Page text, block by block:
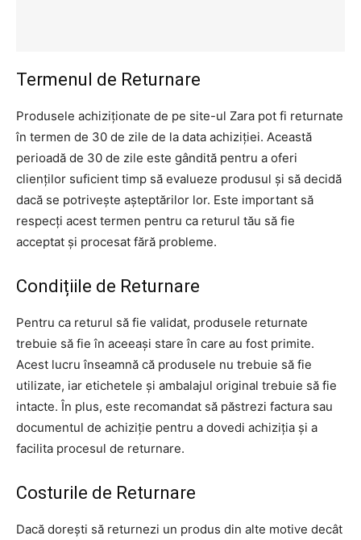
Termenul de Returnare
Produsele achiziționate de pe site-ul Zara pot fi returnate
în termen de 30 de zile de la data achiziției. Această
perioadă de 30 de zile este gândită pentru a oferi
clienților suficient timp să evalueze produsul și să decidă
dacă se potrivește așteptărilor lor. Este important să
respecți acest termen pentru ca returul tău să fie
acceptat și procesat fără probleme.
Condițiile de Returnare
Pentru ca returul să fie validat, produsele returnate
trebuie să fie în aceeași stare în care au fost primite.
Acest lucru înseamnă că produsele nu trebuie să fie
utilizate, iar etichetele și ambalajul original trebuie să fie
intacte. În plus, este recomandat să păstrezi factura sau
documentul de achiziție pentru a dovedi achiziția și a
facilita procesul de returnare.
Costurile de Returnare
Dacă dorești să returnezi un produs din alte motive decât